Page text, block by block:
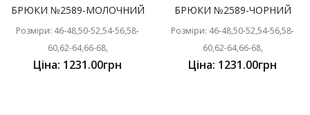
БРЮКИ №2589-МОЛОЧНИЙ
Розміри: 46-48,50-52,54-56,58-
60,62-64,66-68,
Ціна: 1231.00грн
БРЮКИ №2589-ЧОРНИЙ
Розміри: 46-48,50-52,54-56,58-
60,62-64,66-68,
Ціна: 1231.00грн